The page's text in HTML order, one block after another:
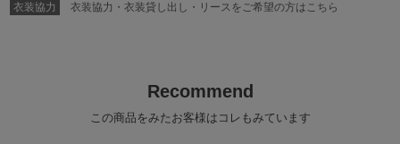
衣装協力 衣装協力・衣装貸し出し・リースをご希望の方はこちら
Recommend
この商品をみたお客様はコレもみています